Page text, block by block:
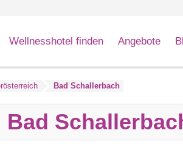
Wellnesshotel finden Angebote
Bad Schallerbach
Bad